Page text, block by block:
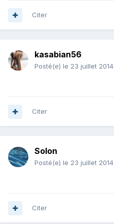
Citer
kasabian56
Posté(e) le 23 juillet 2014
Citer
Solon
Posté(e) le 23 juillet 2014
Citer